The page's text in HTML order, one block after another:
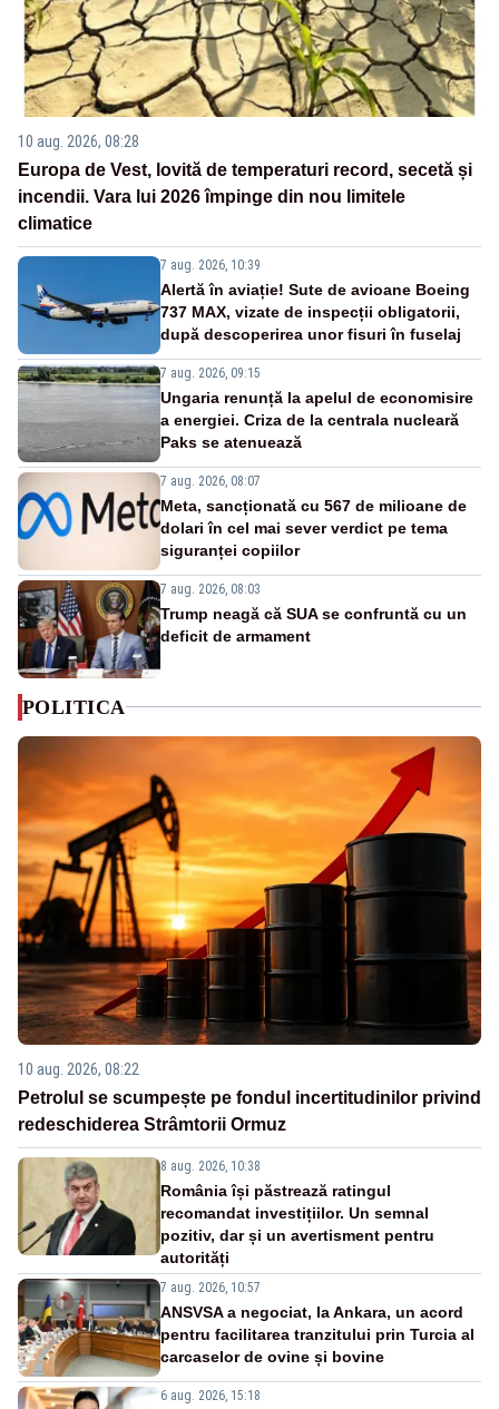
10 aug. 2026, 08:28
Europa de Vest, lovită de temperaturi record, secetă și
incendii. Vara lui 2026 împinge din nou limitele
climatice
7 aug. 2026, 10:39
Alertă în aviație! Sute de avioane Boeing
737 MAX, vizate de inspecții obligatorii,
după descoperirea unor fisuri în fuselaj
7 aug. 2026, 09:15
Ungaria renunță la apelul de economisire
a energiei. Criza de la centrala nucleară
Paks se atenuează
7 aug. 2026, 08:07
Meta, sancționată cu 567 de milioane de
dolari în cel mai sever verdict pe tema
siguranței copiilor
7 aug. 2026, 08:03
Trump neagă că SUA se confruntă cu un
deficit de armament
POLITICA
10 aug. 2026, 08:22
Petrolul se scumpește pe fondul incertitudinilor privind
redeschiderea Strâmtorii Ormuz
8 aug. 2026, 10:38
România își păstrează ratingul
recomandat investițiilor. Un semnal
pozitiv, dar și un avertisment pentru
autorități
7 aug. 2026, 10:57
ANSVSA a negociat, la Ankara, un acord
pentru facilitarea tranzitului prin Turcia al
carcaselor de ovine și bovine
6 aug. 2026, 15:18